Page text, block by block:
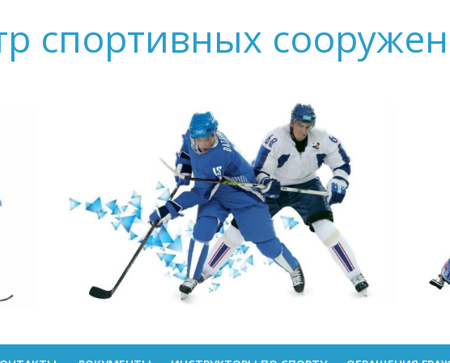
спортивных